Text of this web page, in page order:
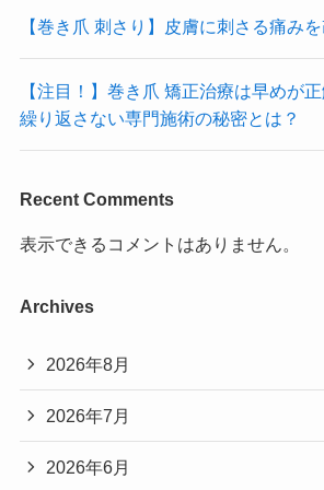
【巻き爪 刺さり】皮膚に刺さる痛み
【注目！】巻き爪 矯正治療は早めが
繰り返さない専門施術の秘密とは？
Recent Comments
表示できるコメントはありません。
Archives
2026年8月
2026年7月
2026年6月